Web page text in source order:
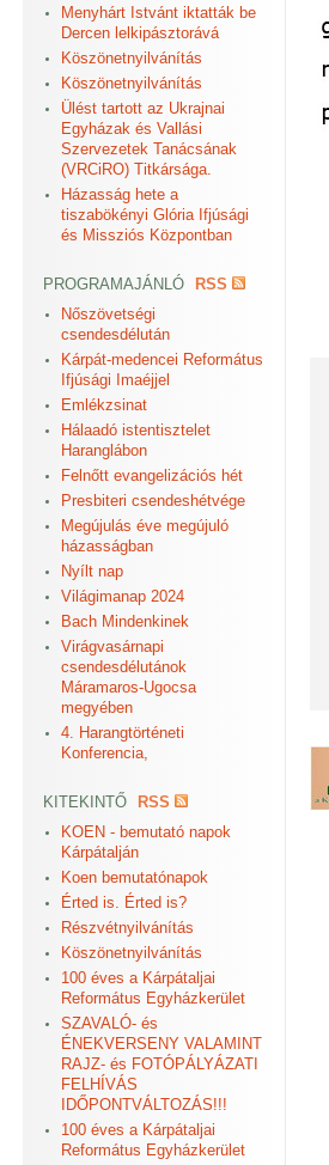
Menyhárt Istvánt iktatták be
Dercen lelkipásztorává
Köszönetnyilvánítás
Köszönetnyilvánítás
Ülést tartott az Ukrajnai
Egyházak és Vallási
Szervezetek Tanácsának
(VRCiRO) Titkársága.
Házasság hete a
tiszabökényi Glória Ifjúsági
és Missziós Központban
PROGRAMAJÁNLÓ
RSS
Nőszövetségi
csendesdélután
Kárpát-medencei Református
Ifjúsági Imaéjjel
Emlékzsinat
Hálaadó istentisztelet
Haranglábon
Felnőtt evangelizációs hét
Presbiteri csendeshétvége
Megújulás éve megújuló
házasságban
Nyílt nap
Világimanap 2024
Bach Mindenkinek
Virágvasárnapi
csendesdélutánok
Máramaros-Ugocsa
megyében
4. Harangtörténeti
Konferencia,
KITEKINTŐ
RSS
KOEN - bemutató napok
Kárpátalján
Koen bemutatónapok
Érted is. Érted is?
Részvétnyilvánítás
Köszönetnyilvánítás
100 éves a Kárpátaljai
Református Egyházkerület
SZAVALÓ- és
ÉNEKVERSENY VALAMINT
RAJZ- és FOTÓPÁLYÁZATI
FELHÍVÁS
IDŐPONTVÁLTOZÁS!!!
100 éves a Kárpátaljai
Református Egyházkerület